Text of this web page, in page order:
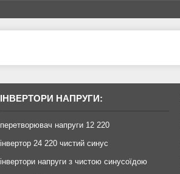
ІНВЕРТОРИ НАПРУГИ:
перетворювач напруги 12 220
інвертор 24 220 чистий синус
інвертори напруги з чистою синусоїдою